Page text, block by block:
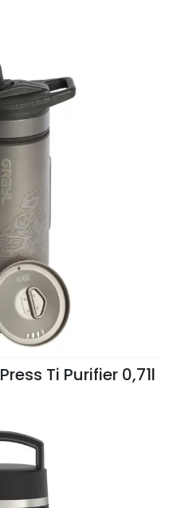
Ti Purifier 0,71l